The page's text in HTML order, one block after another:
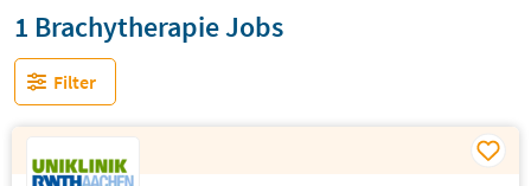
1 Brachytherapie Jobs
Filter